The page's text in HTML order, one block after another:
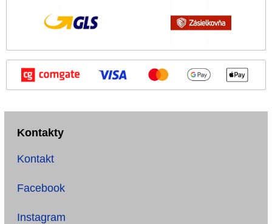
Kontakty
Kontakt
Facebook
Instagram